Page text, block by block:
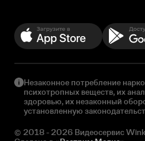
Незаконное потребление
психотропных веществ, их
здоровью, их незаконный
установленную
© 2018 - 2026 Видеосервис